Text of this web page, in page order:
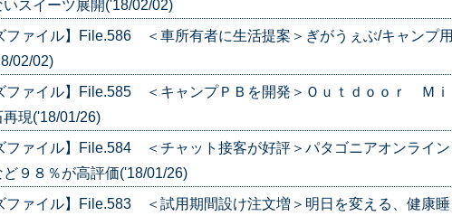
いスイーツ展開('18/02/02)
ファイル】File.586 ＜車所有者に生活提案＞ぎがうぇぶ/キャンプ用
02/02)
ファイル】File.585 ＜キャンプＰＢを開発＞Ｏｕｔｄｏｏｒ Ｍｉ
再現('18/01/26)
ファイル】File.584 ＜チャット接客が好評＞パタゴニアオンライン
９８％が高評価('18/01/26)
ファイル】File.583 ＜試用期間設け注文増＞明日を変える、健康睡